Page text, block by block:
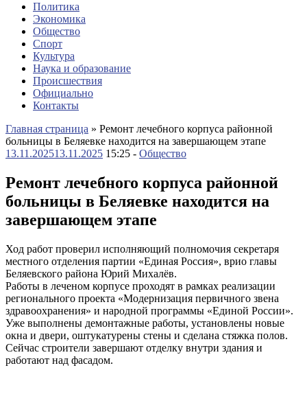
Политика
Экономика
Общество
Спорт
Культура
Наука и образование
Происшествия
Официально
Контакты
Главная страница » Ремонт лечебного корпуса районной
больницы в Беляевке находится на завершающем этапе
13.11.202513.11.2025 15:25 - Общество
Ремонт лечебного корпуса районной
больницы в Беляевке находится на
завершающем этапе
Ход работ проверил исполняющий полномочия секретаря
местного отделения партии «Единая Россия», врио главы
Беляевского района Юрий Михалёв.
Работы в леченом корпусе проходят в рамках реализации
регионального проекта «Модернизация первичного звена
здравоохранения» и народной программы «Единой России».
Уже выполнены демонтажные работы, установлены новые
окна и двери, оштукатурены стены и сделана стяжка полов.
Сейчас строители завершают отделку внутри здания и
работают над фасадом.